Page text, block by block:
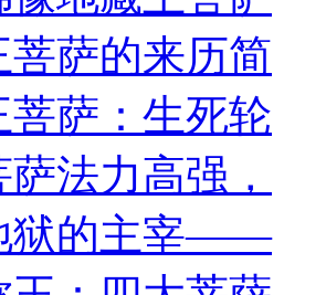
菩萨的来历简
菩萨：生死轮
法力高强，
狱的主宰——